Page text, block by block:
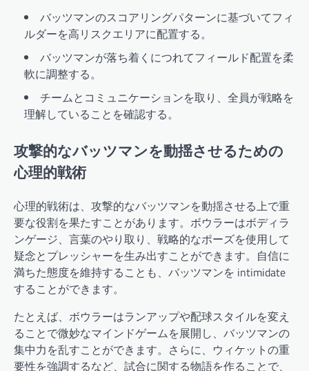
バッツマンのスコアリングパターンに基づいてフィ
ルダーを高リスクエリアに配置する。
バッツマンが落ち着くにつれてフィールド配置を柔
軟に調整する。
チームとコミュニケーションを取り、全員が戦略を
理解していることを確認する。
攻撃的なバッツマンを動揺させるための
心理的戦術
心理的戦術は、攻撃的なバッツマンを動揺させる上で重
要な役割を果たすことがあります。ボウラーはボディラ
ンゲージ、言葉のやり取り、戦略的なポーズを使用して
疑念とプレッシャーを生み出すことができます。自信に
満ちた態度を維持することも、バッツマンを intimidate
することができます。
たとえば、ボウラーはランアップや配球スタイルを変え
ることで微妙なマインドゲームを展開し、バッツマンの
集中力を乱すことができます。さらに、ウィケットの重
要性を強調するなど、試合に関する物語を作ることで、